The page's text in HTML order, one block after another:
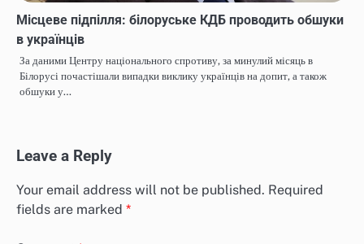
Місцеве підпілля: білоруське КДБ проводить обшуки
в українців
За даними Центру національного спротиву, за минулий місяць в
Білорусі почастішали випадки виклику українців на допит, а також
обшуки у…
Leave a Reply
Your email address will not be published. Required
fields are marked *